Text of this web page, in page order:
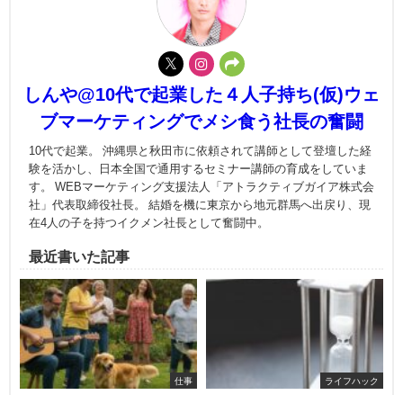
しんや@10代で起業した４人子持ち(仮)ウェ
ブマーケティングでメシ食う社長の奮闘
10代で起業。 沖縄県と秋田市に依頼されて講師として登壇した経
験を活かし、日本全国で通用するセミナー講師の育成をしていま
す。 WEBマーケティング支援法人「アトラクティブガイア株式会
社」代表取締役社長。 結婚を機に東京から地元群馬へ出戻り、現
在4人の子を持つイクメン社長として奮闘中。
最近書いた記事
仕事 ライフハック